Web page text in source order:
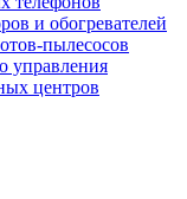
и обогревателей
пылесосов
управления
центров